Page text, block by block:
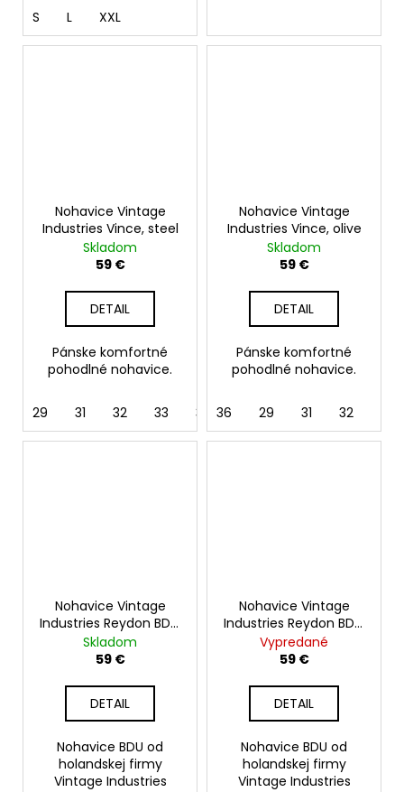
S L XXL
Nohavice Vintage
Industries Vince, steel
Skladom
59 €
DETAIL
Pánske komfortné
pohodlné nohavice.
29 31 32 33 34
Nohavice Vintage
Industries Vince, olive
Skladom
59 €
DETAIL
Pánske komfortné
pohodlné nohavice.
36 29 31 32
Nohavice Vintage
Industries Reydon BDU,
olive sage
Skladom
59 €
DETAIL
Nohavice BDU od
holandskej firmy
Vintage Industries
Nohavice Vintage
Industries Reydon BDU,
čierne
Vypredané
59 €
DETAIL
Nohavice BDU od
holandskej firmy
Vintage Industries